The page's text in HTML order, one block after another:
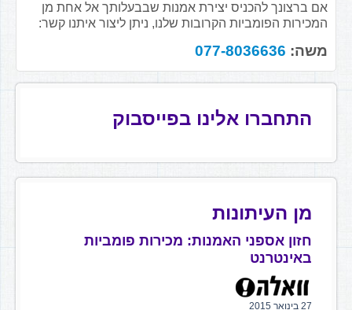
אם ברצונך להכניס יצירת אמנות שבבעלותך אל אחת מן
המכירות הפומביות הקרובות שלנו, ניתן ליצור איתנו קשר:
משה: 077-8036636
התחברו אלינו בפייסבוק
מן העיתונות
חזון אספני האמנות: מכירות פומביות
באינטרנט
27 בינואר 2015